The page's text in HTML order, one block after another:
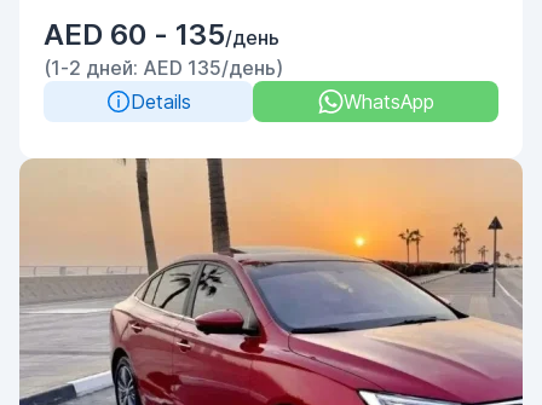
AED 60 - 135/день
(1-2 дней: AED 135/день)
Details
WhatsApp